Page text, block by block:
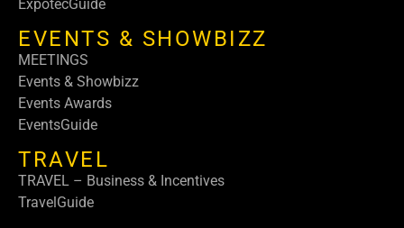
ExpotecGuide
EVENTS & SHOWBIZZ
MEETINGS
Events & Showbizz
Events Awards
EventsGuide
TRAVEL
TRAVEL – Business & Incentives
TravelGuide